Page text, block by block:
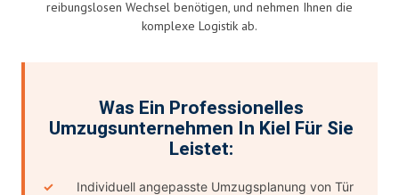
reibungslosen Wechsel benötigen, und nehmen Ihnen die
komplexe Logistik ab.
Was Ein Professionelles
Umzugsunternehmen In Kiel Für Sie
Leistet:
Individuell angepasste Umzugsplanung von Tür